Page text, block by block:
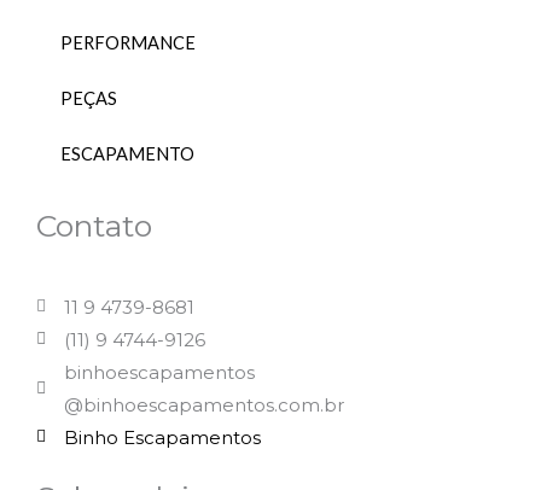
PERFORMANCE
PEÇAS
ESCAPAMENTO
Contato
11 9 4739-8681
(11) 9 4744-9126
binhoescapamentos
@binhoescapamentos.com.br
Binho Escapamentos